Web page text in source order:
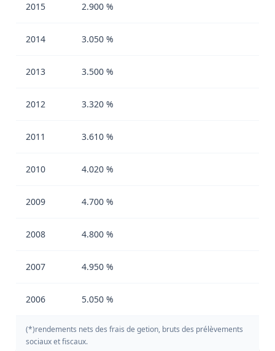
2015 2.900 %
2014 3.050 %
2013 3.500 %
2012 3.320 %
2011 3.610 %
2010 4.020 %
2009 4.700 %
2008 4.800 %
2007 4.950 %
2006 5.050 %
(*)rendements nets des frais de getion, bruts des prélèvements
sociaux et fiscaux.